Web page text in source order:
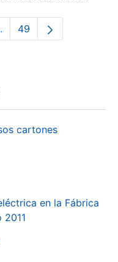
intermedias Use
Página
49
cartones
en la Fábrica
2011